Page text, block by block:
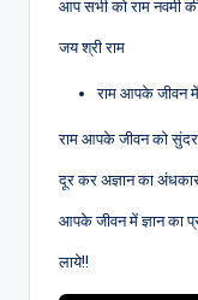
आप सभी को राम नवमी
जय श्री राम
राम आपके जीवन
राम आपके जीवन को सुंदर
दूर कर अज्ञान का
आपके जीवन में ज्ञान का
लाये!!